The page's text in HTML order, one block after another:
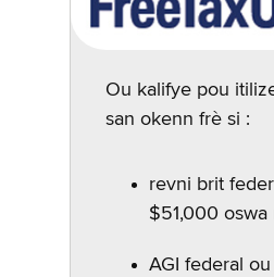
Ou kalifye pou
san okenn frè si :
revni brit
$51,000 oswa
AGI federal